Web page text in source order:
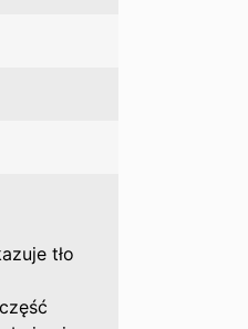
tło